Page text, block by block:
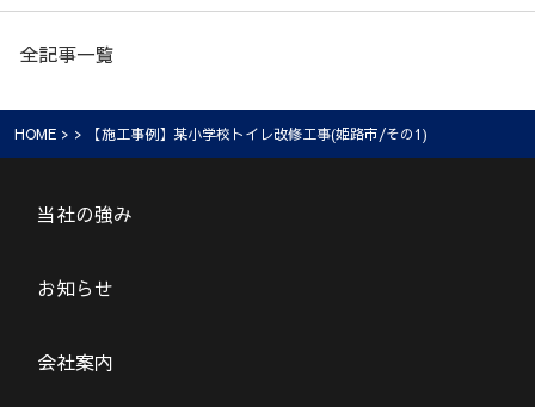
全記事一覧
HOME > > 【施工事例】某小学校トイレ改修工事(姫路市/その1)
当社の強み
お知らせ
会社案内